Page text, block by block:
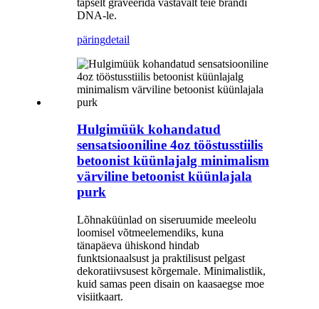
DNA-le.
päringdetail
Hulgimüük kohandatud
sensatsiooniline 4oz tööstusstiilis
betoonist küünlajalg minimalism
värviline betoonist küünlajala
purk
Lõhnaküünlad on siseruumide meeleolu
loomisel võtmeelemendiks, kuna
tänapäeva ühiskond hindab
funktsionaalsust ja praktilisust pelgast
dekoratiivsusest kõrgemale. Minimalistlik,
kuid samas peen disain on kaasaegse moe
visiitkaart.